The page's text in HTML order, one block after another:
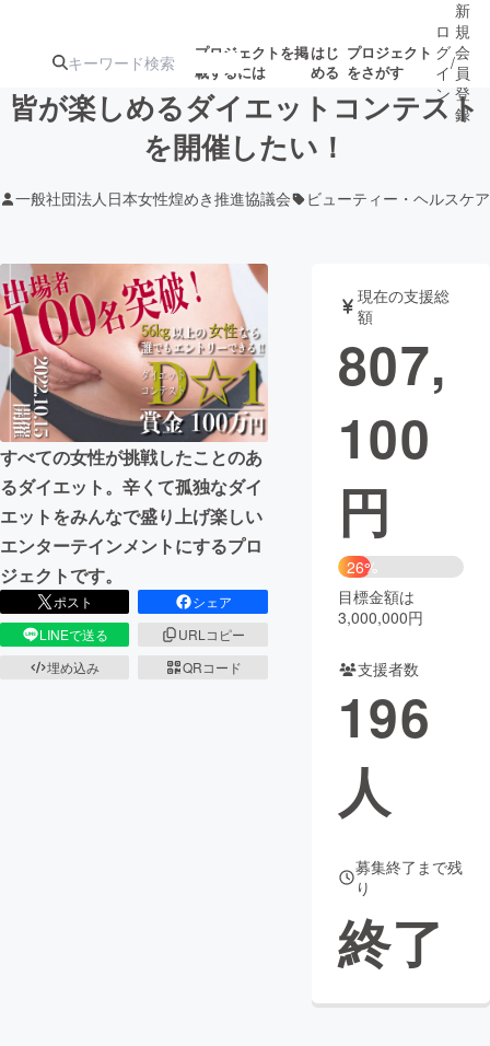
プロジェクトを掲
載するには
はじ
める
プロジェクト
をさがす
人気のプロ
ジェクト
注目のリ
ターン
注目の新着プロ
ジェクト
募集終了が近いプ
ロジェクト
されます
アート・写真 音楽
テクノロジー・ガジェット ゲーム・サ
映像・映画
ビジネス・起業
まちづくり・地域活性化
CAMPFIRE for Social Good CAMPFIRE Creation
CAMPFIREふるさと納税
コミュニティ
ロ
グ
イ
ン
/
新
規
会
員
登
録
皆が楽しめるダイエットコンテスト
を開催したい！
一般社団法人日本女性煌めき推進協議会 ビューティー・ヘルスケア
すべての女性が挑戦したことのあ
るダイエット。辛くて孤独なダイ
エットをみんなで盛り上げ楽しい
エンターテインメントにするプロ
ジェクトです。
ポスト
シェア
LINEで送る
URLコピー
埋め込み
QRコード
現在の支援総
額
807,
100
円
26%
目標金額は
3,000,000円
支援者数
196
人
募集終了まで残
り
終了